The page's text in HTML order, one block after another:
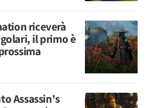
riceverà
il primo è
Assassin's